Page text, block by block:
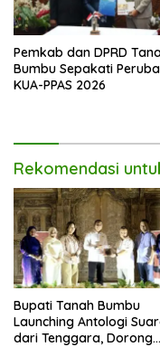
Pemkab dan DPRD
Bumbu Sepakati
KUA-PPAS 2026
Rekomendasi
Bupati Tanah Bumbu
Launching Antologi
dari Tenggara, Dorong